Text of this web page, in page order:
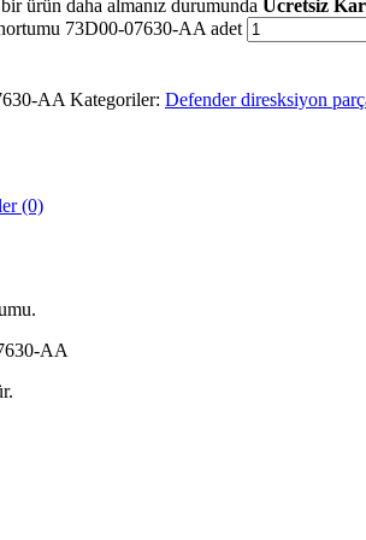
ürün daha almanız durumunda Ücretsiz
73D00-07630-AA adet
AA Kategoriler: Defender diresksiyon
(0)
AA